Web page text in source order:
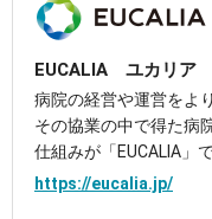
EUCALIA ユカリア
病院の経営や運営をよ
その協業の中で得た病
仕組みが「EUCALIA」で
https://eucalia.jp/